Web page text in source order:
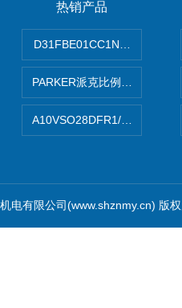
热销产品
PARKER派克比例阀 柱塞泵
A10VSO28DFR1/
电有限公司(www.shznmy.cn) 版